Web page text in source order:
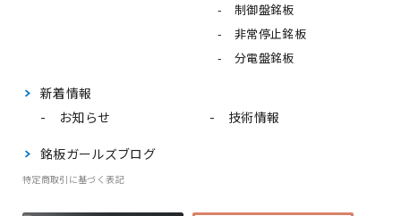
制御盤銘板
非常停止銘板
分電盤銘板
新着情報
お知らせ
技術情報
銘板ガールズブログ
特定商取引に基づく表記